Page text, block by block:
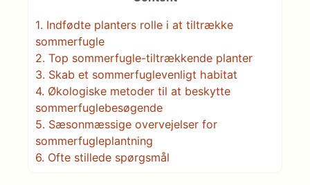
1. Indfødte planters rolle i at tiltrække
sommerfugle
2. Top sommerfugle-tiltrækkende planter
3. Skab et sommerfuglevenligt habitat
4. Økologiske metoder til at beskytte
sommerfuglebesøgende
5. Sæsonmæssige overvejelser for
sommerfugleplantning
6. Ofte stillede spørgsmål